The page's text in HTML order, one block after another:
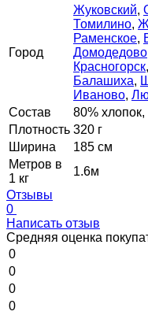
Город
Жуковский,
Томилино,
Раменское,
Домодедово
Красногорск,
Балашиха,
Иваново,
Состав
80%
Плотность 320 г
Ширина
185 см
Метров в
1 кг
1.6м
Отзывы
0
Написать отзыв
Средняя оценка
0
0
0
0